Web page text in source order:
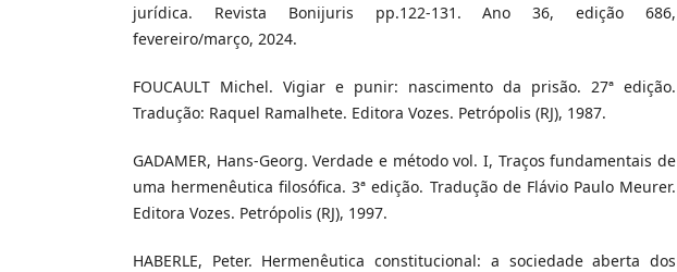
jurídica. Revista Bonijuris pp.122-131. Ano 36, edição 686,
fevereiro/março, 2024.
FOUCAULT Michel. Vigiar e punir: nascimento da prisão. 27ª edição.
Tradução: Raquel Ramalhete. Editora Vozes. Petrópolis (RJ), 1987.
GADAMER, Hans-Georg. Verdade e método vol. I, Traços fundamentais de
uma hermenêutica filosófica. 3ª edição. Tradução de Flávio Paulo Meurer.
Editora Vozes. Petrópolis (RJ), 1997.
HABERLE, Peter. Hermenêutica constitucional: a sociedade aberta dos